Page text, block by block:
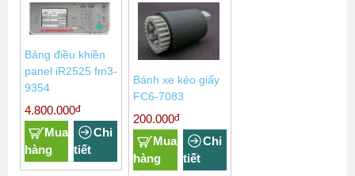
Bảng điều khiền
panel iR2525 fm3-
9354
4.800.000đ
Mua
hàng
Chi
tiết
Bánh xe kéo giấy
FC6-7083
200.000đ
Mua
hàng
Chi
tiết